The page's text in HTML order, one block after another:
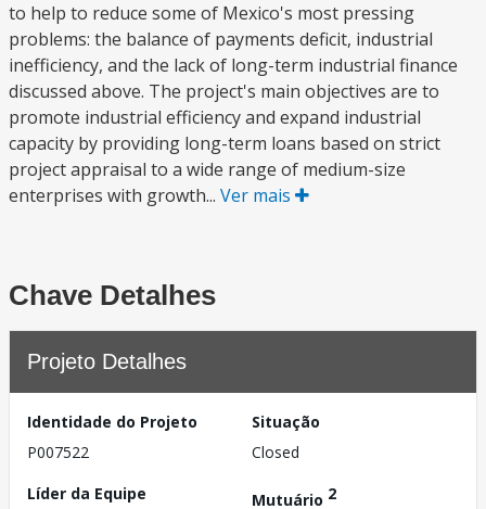
to help to reduce some of Mexico's most pressing
problems: the balance of payments deficit, industrial
inefficiency, and the lack of long-term industrial finance
discussed above. The project's main objectives are to
promote industrial efficiency and expand industrial
capacity by providing long-term loans based on strict
project appraisal to a wide range of medium-size
enterprises with growth... Ver mais
Chave Detalhes
Projeto Detalhes
Identidade do Projeto
P007522
Situação
Closed
Líder da Equipe
Mutuário 2